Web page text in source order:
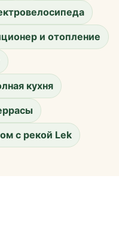
и отопление
кухня
с рекой Lek